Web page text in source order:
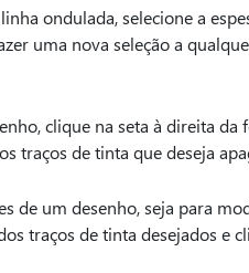
ondulada, selecione a
uma nova seleção a
clique na seta à direita da
traços de tinta que deseja
de um desenho, seja para
traços de tinta desejados e